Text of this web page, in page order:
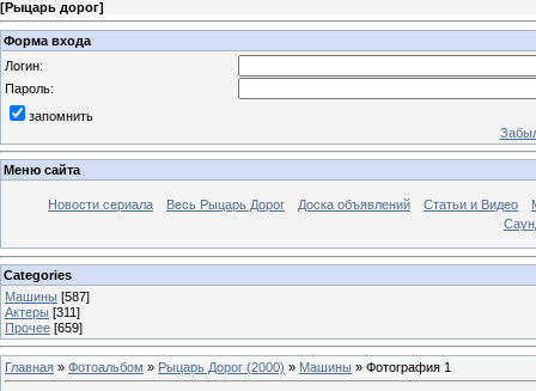
[Рыцарь дорог]
Форма входа
Логин:
Пароль:
запомнить
Меню сайта
Новости сериала Весь Рыцарь Дорог Доска объявлений Статьи и Видео
Categories
Машины [587]
Актеры [311]
Прочее [659]
Главная » Фотоальбом » Рыцарь Дорог (2000) » Машины » Фотография 1